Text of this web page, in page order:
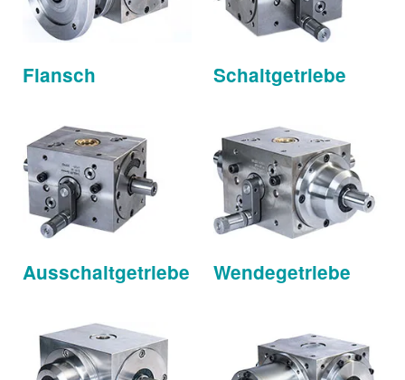
Flansch Schalt­getriebe
Ausschalt­getriebe Wende­getriebe